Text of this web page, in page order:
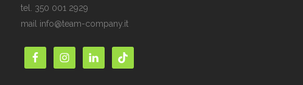
tel. 350 001 2929
mail info@team-company.it